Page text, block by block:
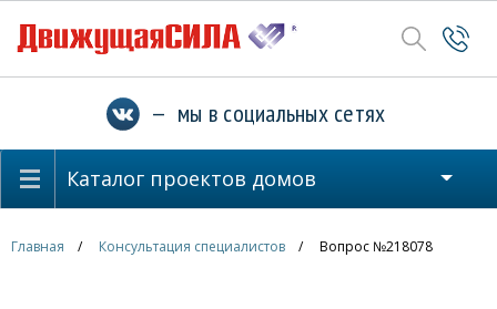
— мы в социальных сетях
Каталог проектов домов
Главная Консультация специалистов Вопрос №218078